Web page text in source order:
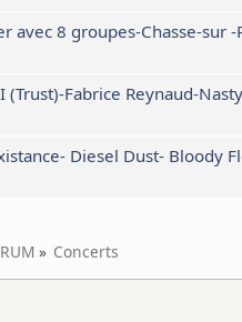
avec 8 groupes-Chasse-sur
(Trust)-Fabrice Reynaud-
Diesel Dust- Bloody
» Concerts